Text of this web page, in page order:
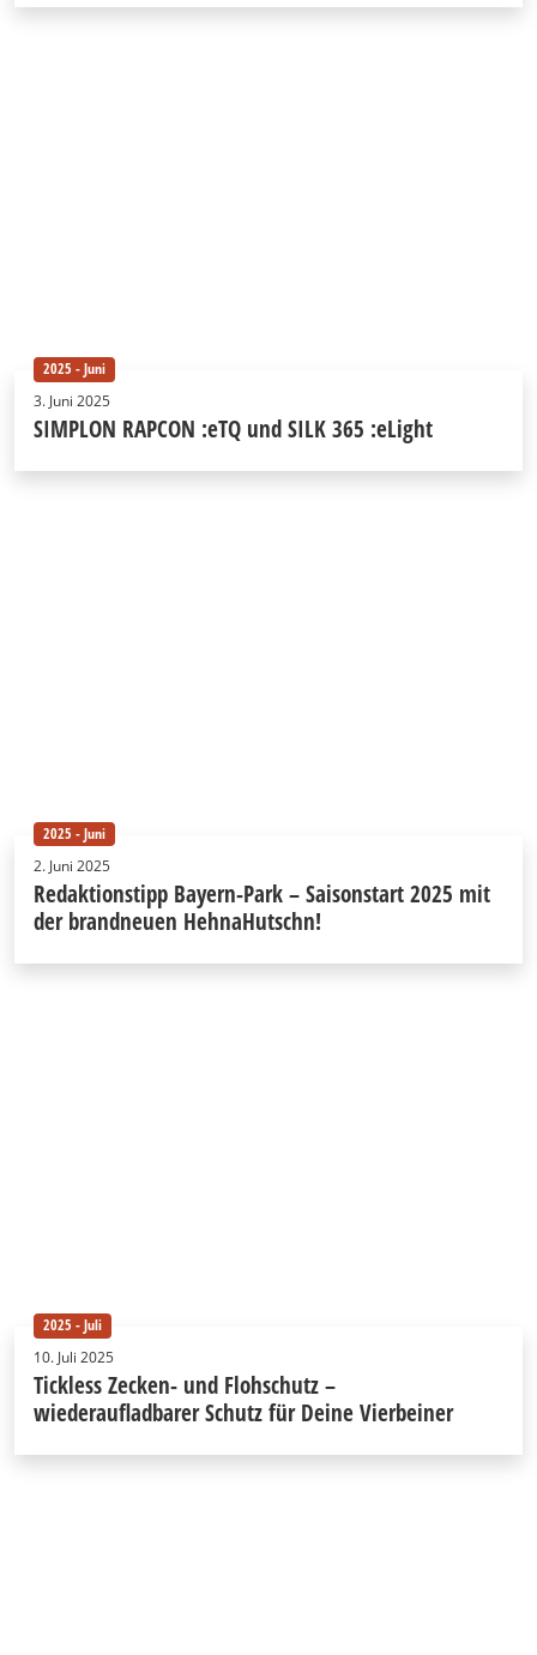
2025 - Juni
3. Juni 2025
SIMPLON RAPCON :eTQ und SILK 365 :eLight
2025 - Juni
2. Juni 2025
Redaktionstipp Bayern-Park – Saisonstart 2025 mit
der brandneuen HehnaHutschn!
2025 - Juli
10. Juli 2025
Tickless Zecken- und Flohschutz –
wiederaufladbarer Schutz für Deine Vierbeiner